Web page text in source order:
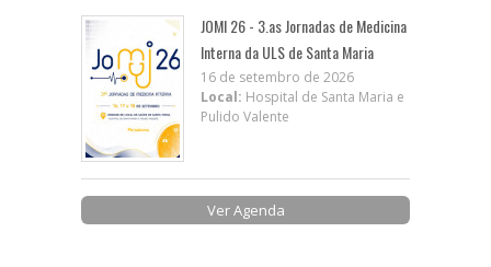
JOMI 26 - 3.as Jornadas de Medicina
Interna da ULS de Santa Maria
16 de setembro de 2026
Local: Hospital de Santa Maria e
Pulido Valente
Ver Agenda